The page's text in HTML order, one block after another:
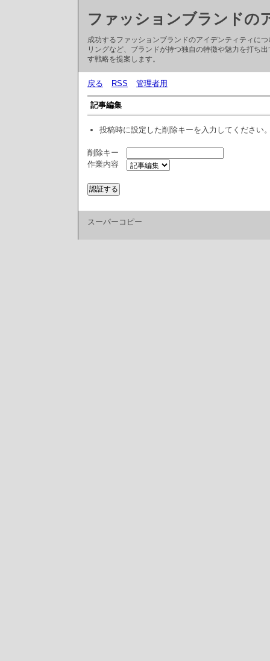
ファッションブランドの
成功するファッションブランドのアイデンティティに
リングなど、ブランドが持つ独自の特徴や魅力を打ち
す戦略を提案します。
戻る RSS 管理者用
記事編集
投稿時に設定した削除キーを入力してください
削除キー
作業内容
スーパーコピー